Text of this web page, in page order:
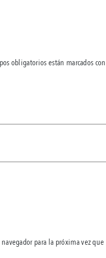
obligatorios están marcados
para la próxima vez